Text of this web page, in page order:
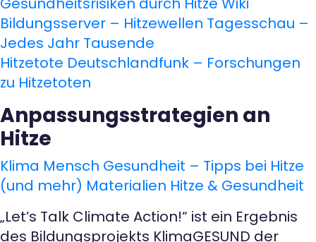
Bildungsserver – Hitzewellen Tagesschau –
Jedes Jahr Tausende
Hitzetote Deutschlandfunk – Forschungen
zu Hitzetoten
Anpassungsstrategien an
Hitze
Klima Mensch Gesundheit – Tipps bei Hitze
(und mehr) Materialien Hitze & Gesundheit
„Let’s Talk Climate Action!“ ist ein Ergebnis
des Bildungsprojekts KlimaGESUND der